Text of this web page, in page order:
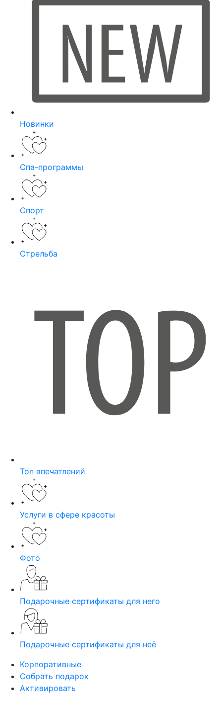
Новинки
Спа-программы
Спорт
Стрельба
Топ впечатлений
Услуги в сфере красоты
Фото
Подарочные сертификаты для него
Подарочные сертификаты для неё
Корпоративные
Собрать подарок
Активировать